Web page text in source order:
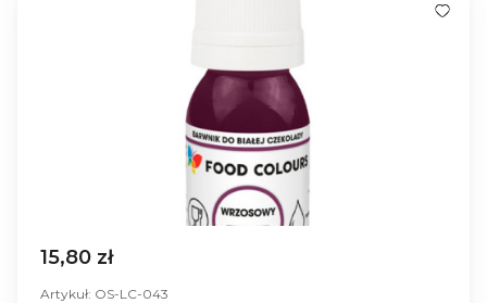
15,80 zł
Artykuł: OS-LC-043